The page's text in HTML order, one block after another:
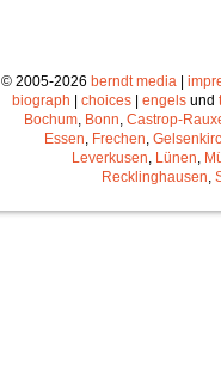
© 2005-2026 berndt media |
biograph | choices | engels und
Bochum Bonn Castrop-
Essen Frechen
Leverkusen Lünen
Recklinghausen